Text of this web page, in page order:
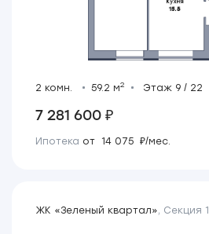
2 комн. 59.2 м2 Этаж 9 / 22
7 281 600 ₽
Ипотека от 14 075 ₽/мес.
ЖК «Зеленый квартал», Секция 1